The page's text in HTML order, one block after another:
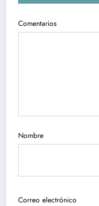
Comentarios
Nombre
Correo electrónico